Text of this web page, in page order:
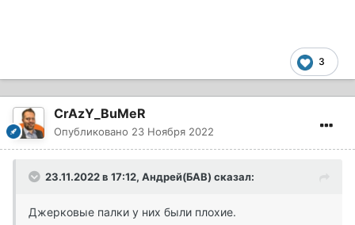
3
CrAzY_BuMeR
Опубликовано 23 Ноября 2022
23.11.2022 в 17:12, Андрей(БАВ) сказал:
Джерковые палки у них были плохие.